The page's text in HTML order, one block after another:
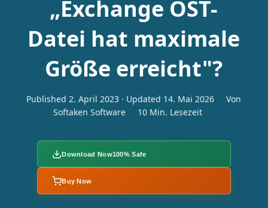
„Exchange OST-
Datei hat maximale
Größe erreicht"?
Published 2. April 2023 · Updated 14. Mai 2026
Von
Softaken Software
10 Min. Lesezeit
Download Now100% Safe
Buy Now